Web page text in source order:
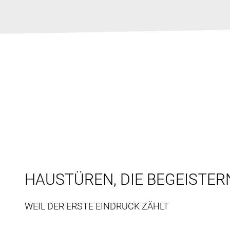
HAUSTÜREN, DIE
WEIL DER ERSTE EINDRUCK ZÄHLT